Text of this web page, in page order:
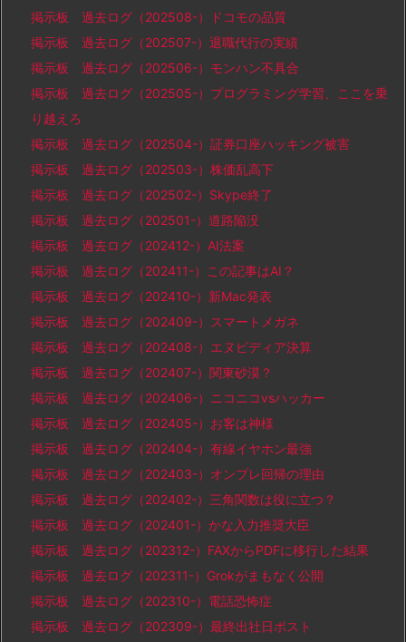
掲示板 過去ログ（202508-）ドコモの品質
掲示板 過去ログ（202507-）退職代行の実績
掲示板 過去ログ（202506-）モンハン不具合
掲示板 過去ログ（202505-）プログラミング学習、ここを乗
り越えろ
掲示板 過去ログ（202504-）証券口座ハッキング被害
掲示板 過去ログ（202503-）株価乱高下
掲示板 過去ログ（202502-）Skype終了
掲示板 過去ログ（202501-）道路陥没
掲示板 過去ログ（202412-）AI法案
掲示板 過去ログ（202411-）この記事はAI？
掲示板 過去ログ（202410-）新Mac発表
掲示板 過去ログ（202409-）スマートメガネ
掲示板 過去ログ（202408-）エヌビディア決算
掲示板 過去ログ（202407-）関東砂漠？
掲示板 過去ログ（202406-）ニコニコvsハッカー
掲示板 過去ログ（202405-）お客は神様
掲示板 過去ログ（202404-）有線イヤホン最強
掲示板 過去ログ（202403-）オンプレ回帰の理由
掲示板 過去ログ（202402-）三角関数は役に立つ？
掲示板 過去ログ（202401-）かな入力推奨大臣
掲示板 過去ログ（202312-）FAXからPDFに移行した結果
掲示板 過去ログ（202311-）Grokがまもなく公開
掲示板 過去ログ（202310-）電話恐怖症
掲示板 過去ログ（202309-）最終出社日ポスト